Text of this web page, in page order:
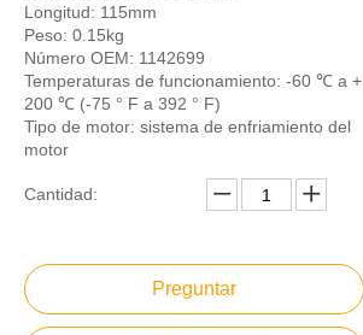
Longitud: 115mm
Peso: 0.15kg
Número OEM: 1142699
Temperaturas de funcionamiento: -60 ℃ a +
200 ℃ (-75 ° F a 392 ° F)
Tipo de motor: sistema de enfriamiento del
motor
Cantidad:
Preguntar